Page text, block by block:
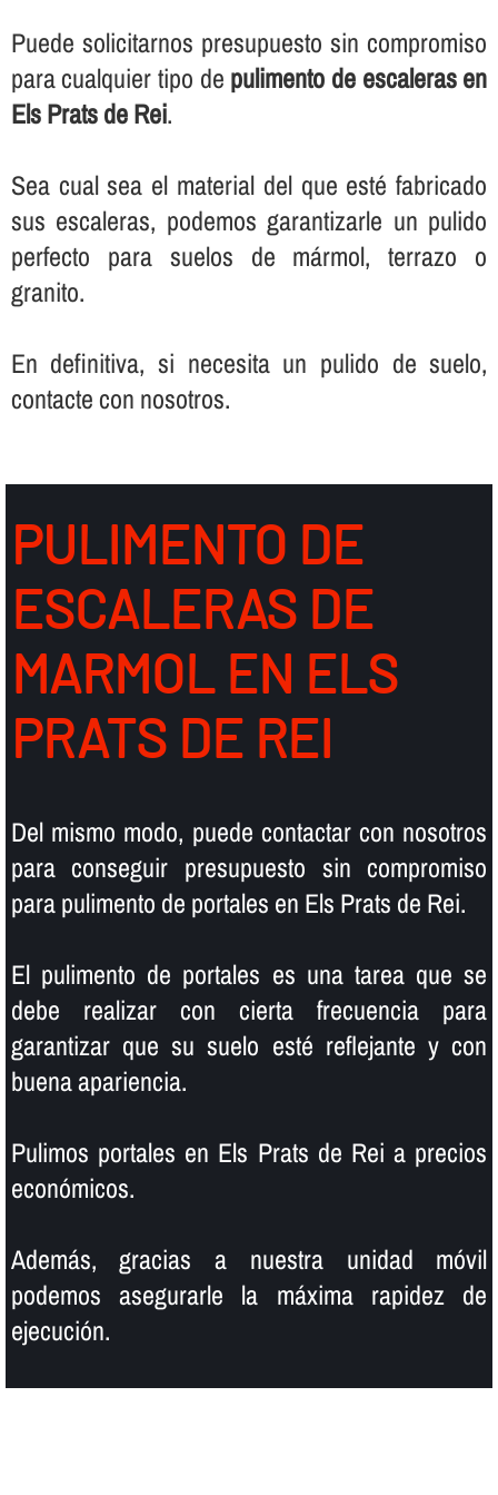
Puede solicitarnos presupuesto sin compromiso
para cualquier tipo de pulimento de escaleras en
Els Prats de Rei.
Sea cual sea el material del que esté fabricado
sus escaleras, podemos garantizarle un pulido
perfecto para suelos de mármol, terrazo o
granito.
En definitiva, si necesita un pulido de suelo,
contacte con nosotros.
PULIMENTO DE
ESCALERAS DE
MARMOL EN ELS
PRATS DE REI
Del mismo modo, puede contactar con nosotros
para conseguir presupuesto sin compromiso
para pulimento de portales en Els Prats de Rei.
El pulimento de portales es una tarea que se
debe realizar con cierta frecuencia para
garantizar que su suelo esté reflejante y con
buena apariencia.
Pulimos portales en Els Prats de Rei a precios
económicos.
Además, gracias a nuestra unidad móvil
podemos asegurarle la máxima rapidez de
ejecución.